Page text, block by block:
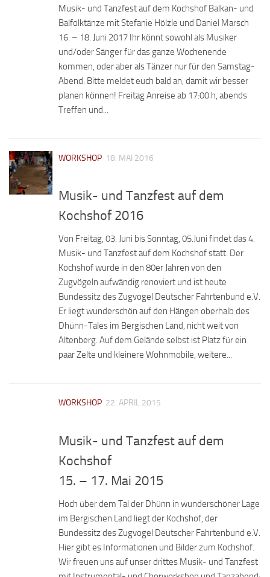
Musik- und Tanzfest auf dem Kochshof Balkan- und
Balfolktänze mit Stefanie Hölzle und Daniel Marsch
16. – 18. Juni 2017 Ihr könnt sowohl als Musiker
und/oder Sänger für das ganze Wochenende
kommen, oder aber als Tänzer nur für den Samstag-
Abend. Bitte meldet euch bald an, damit wir besser
planen können! Freitag Anreise ab 17:00 h, abends
Treffen und...
WORKSHOP 18. MAI 2016
Musik- und Tanzfest auf dem
Kochshof 2016
Von Freitag, 03. Juni bis Sonntag, 05.Juni findet das 4.
Musik- und Tanzfest auf dem Kochshof statt. Der
Kochshof wurde in den 80er Jahren von den
Zugvögeln aufwändig renoviert und ist heute
Bundessitz des Zugvogel Deutscher Fahrtenbund e.V.
Er liegt wunderschön auf den Hängen oberhalb des
Dhünn-Tales im Bergischen Land, nicht weit von
Altenberg. Auf dem Gelände selbst ist Platz für ein
paar Zelte und kleinere Wohnmobile, weitere...
WORKSHOP 22. APRIL 2015
Musik- und Tanzfest auf dem
Kochshof
15. – 17. Mai 2015
Hoch über dem Tal der Dhünn in wunderschöner Lage
im Bergischen Land liegt der Kochshof, der
Bundessitz des Zugvogel Deutscher Fahrtenbund e.V.
Hier gibt es Informationen und Bilder zum Kochshof.
Wir freuen uns auf unser drittes Musik- und Tanzfest